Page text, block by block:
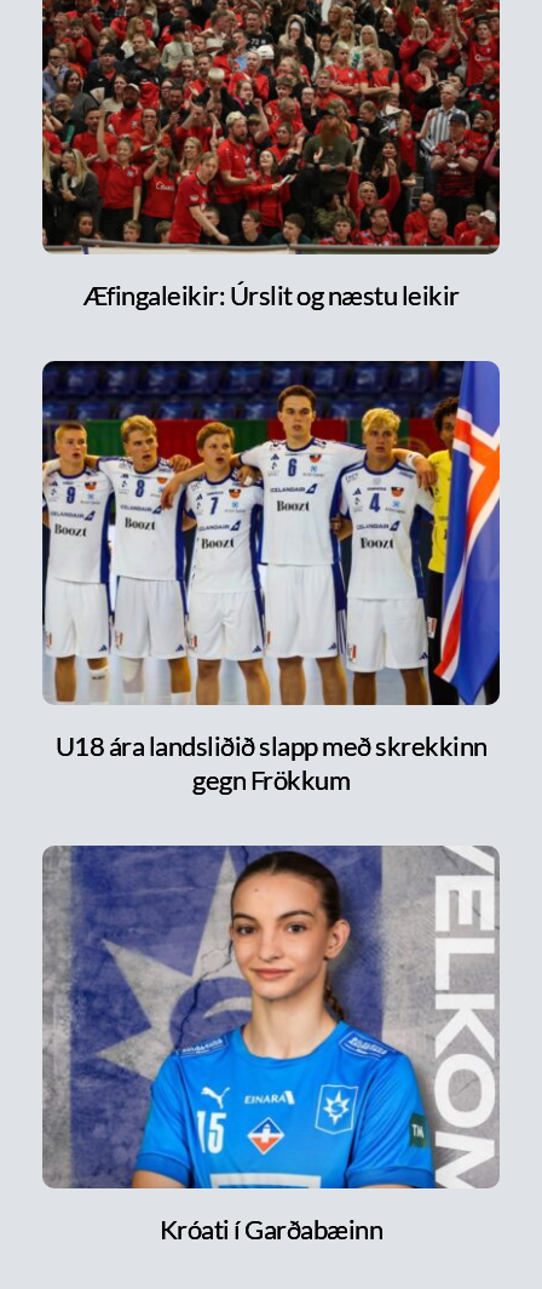
Æfingaleikir: Úrslit og næstu leikir
U18 ára landsliðið slapp með skrekkinn
gegn Frökkum
Króati í Garðabæinn